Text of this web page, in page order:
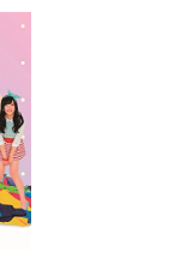
e